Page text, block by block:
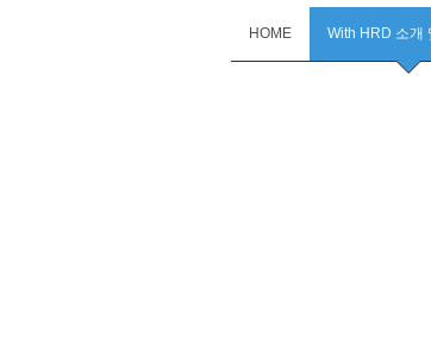
HOME With HRD 소개